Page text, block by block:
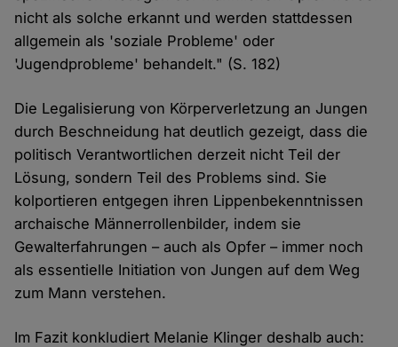
nicht als solche erkannt und werden stattdessen
allgemein als 'soziale Probleme' oder
'Jugendprobleme' behandelt." (S. 182)
Die Legalisierung von Körperverletzung an Jungen
durch Beschneidung hat deutlich gezeigt, dass die
politisch Verantwortlichen derzeit nicht Teil der
Lösung, sondern Teil des Problems sind. Sie
kolportieren entgegen ihren Lippenbekenntnissen
archaische Männerrollenbilder, indem sie
Gewalterfahrungen – auch als Opfer – immer noch
als essentielle Initiation von Jungen auf dem Weg
zum Mann verstehen.
Im Fazit konkludiert Melanie Klinger deshalb auch: